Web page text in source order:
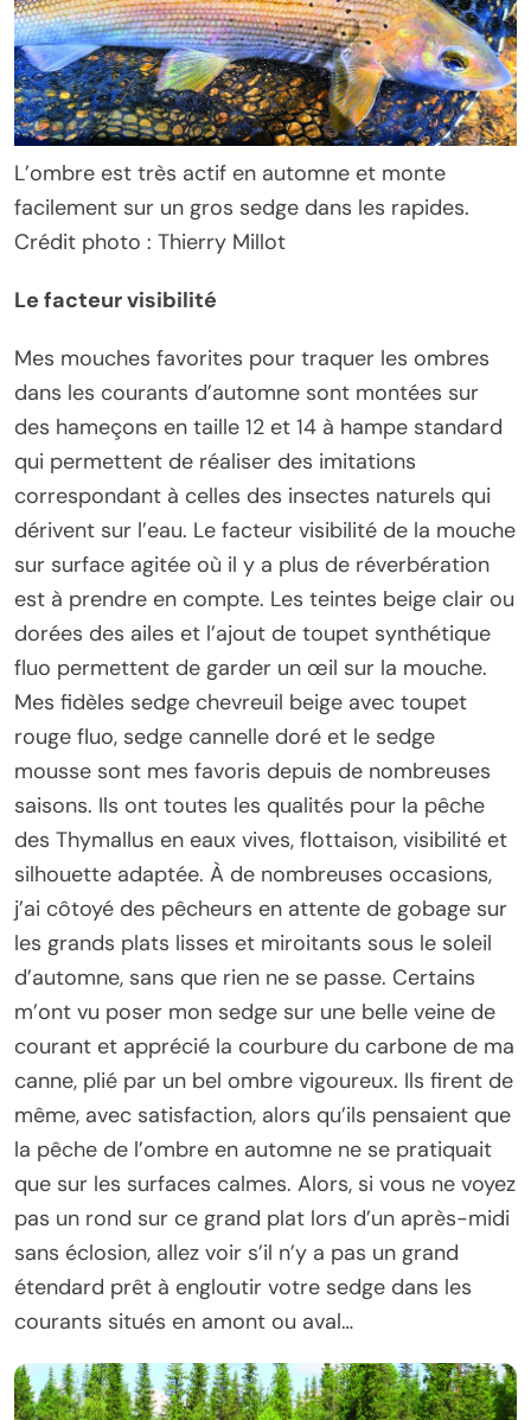
L’ombre est très actif en automne et monte
facilement sur un gros sedge dans les rapides.
Crédit photo : Thierry Millot
Le facteur visibilité
Mes mouches favorites pour traquer les ombres
dans les courants d’automne sont montées sur
des hameçons en taille 12 et 14 à hampe standard
qui permettent de réaliser des imitations
correspondant à celles des insectes naturels qui
dérivent sur l’eau. Le facteur visibilité de la mouche
sur surface agitée où il y a plus de réverbération
est à prendre en compte. Les teintes beige clair ou
dorées des ailes et l’ajout de toupet synthétique
fluo permettent de garder un œil sur la mouche.
Mes fidèles sedge chevreuil beige avec toupet
rouge fluo, sedge cannelle doré et le sedge
mousse sont mes favoris depuis de nombreuses
saisons. Ils ont toutes les qualités pour la pêche
des Thymallus en eaux vives, flottaison, visibilité et
silhouette adaptée. À de nombreuses occasions,
j’ai côtoyé des pêcheurs en attente de gobage sur
les grands plats lisses et miroitants sous le soleil
d’automne, sans que rien ne se passe. Certains
m’ont vu poser mon sedge sur une belle veine de
courant et apprécié la courbure du carbone de ma
canne, plié par un bel ombre vigoureux. Ils firent de
même, avec satisfaction, alors qu’ils pensaient que
la pêche de l’ombre en automne ne se pratiquait
que sur les surfaces calmes. Alors, si vous ne voyez
pas un rond sur ce grand plat lors d’un après-midi
sans éclosion, allez voir s’il n’y a pas un grand
étendard prêt à engloutir votre sedge dans les
courants situés en amont ou aval…